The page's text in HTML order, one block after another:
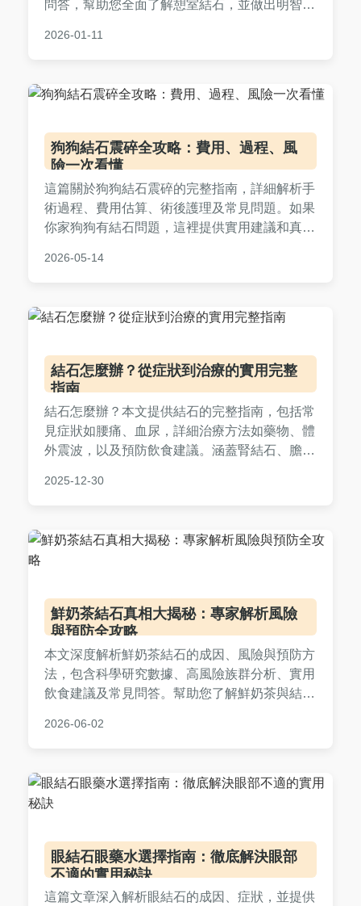
問答，幫助您全面了解憩室結石，並做出明智的
保資訊準確可靠。
2026-01-11
狗狗結石震碎全攻略：費用、過程、風
險一次看懂
這篇關於狗狗結石震碎的完整指南，詳細解析手
術過程、費用估算、術後護理及常見問題。如果
你家狗狗有結石問題，這裡提供實用建議和真實
地區獸醫資訊，避免AI生成痕跡，確保實用性。
2026-05-14
結石怎麼辦？從症狀到治療的實用完整
指南
結石怎麼辦？本文提供結石的完整指南，包括常
見症狀如腰痛、血尿，詳細治療方法如藥物、體
外震波，以及預防飲食建議。涵蓋腎結石、膽結
發。
2025-12-30
鮮奶茶結石真相大揭秘：專家解析風險
與預防全攻略
本文深度解析鮮奶茶結石的成因、風險與預防方
法，包含科學研究數據、高風險族群分析、實用
飲食建議及常見問答。幫助您了解鮮奶茶與結石
內容基於專家觀點與真實案例，確保資訊實用可
2026-06-02
眼結石眼藥水選擇指南：徹底解決眼部
不適的實用秘訣
這篇文章深入解析眼結石的成因、症狀，並提供